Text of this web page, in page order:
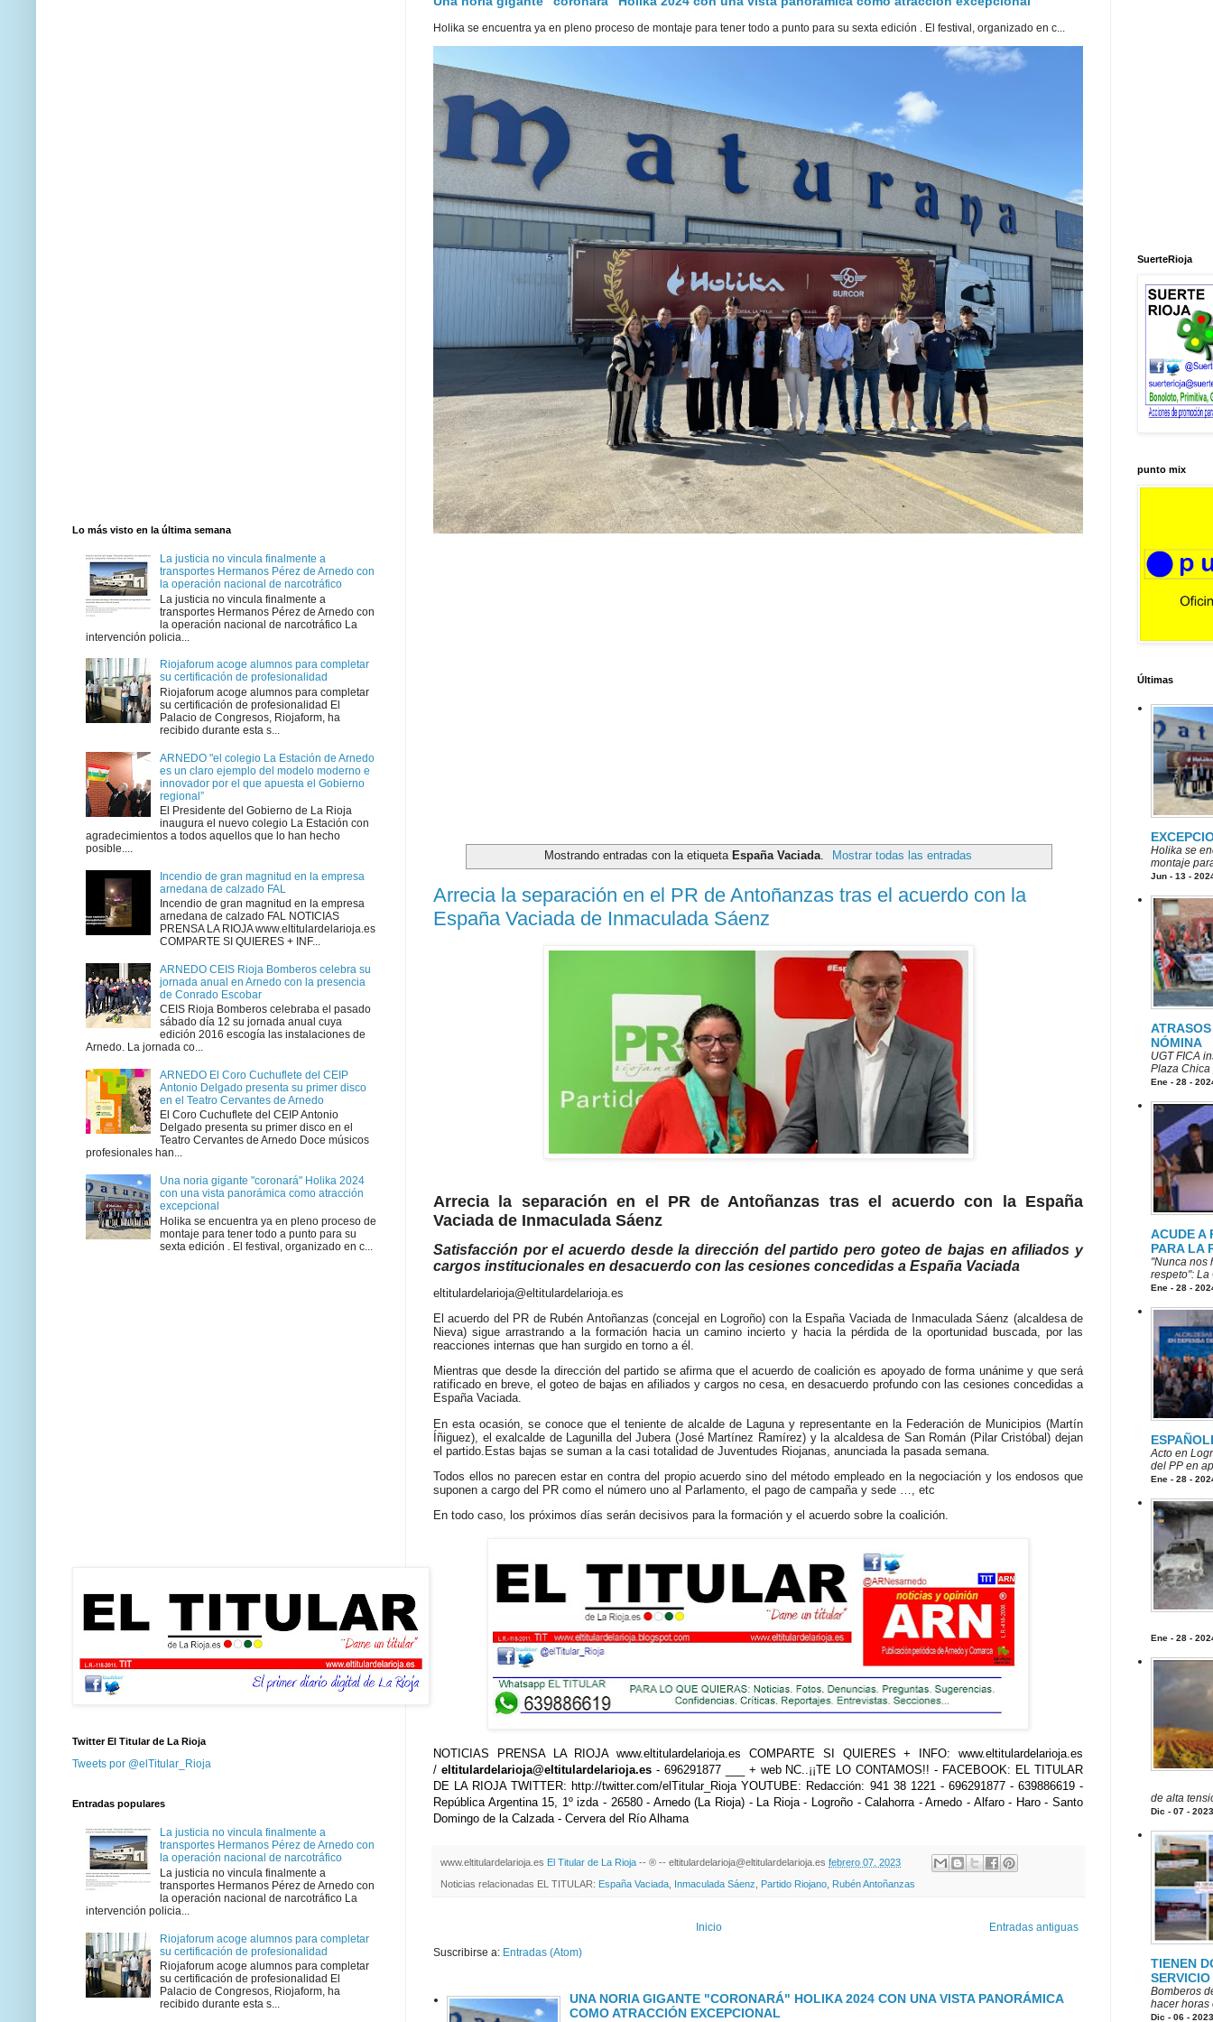
Holika se encuentra ya en pleno proceso de montaje para tener todo a punto para su sexta edición . El festival, organizado en c...
Mostrando entradas con la etiqueta España Vaciada. Mostrar todas las entradas
Arrecia la separación en el PR de Antoñanzas tras el acuerdo con la
España Vaciada de Inmaculada Sáenz
Arrecia la separación en el PR de Antoñanzas tras el acuerdo con la España
Vaciada de Inmaculada Sáenz
Satisfacción por el acuerdo desde la dirección del partido pero goteo de bajas en afiliados y
cargos institucionales en desacuerdo con las cesiones concedidas a España Vaciada
eltitulardelarioja@eltitulardelarioja.es
El acuerdo del PR de Rubén Antoñanzas (concejal en Logroño) con la España Vaciada de Inmaculada Sáenz (alcaldesa de
Nieva) sigue arrastrando a la formación hacia un camino incierto y hacia la pérdida de la oportunidad buscada, por las
reacciones internas que han surgido en torno a él.
Mientras que desde la dirección del partido se afirma que el acuerdo de coalición es apoyado de forma unánime y que será
ratificado en breve, el goteo de bajas en afiliados y cargos no cesa, en desacuerdo profundo con las cesiones concedidas a
España Vaciada.
En esta ocasión, se conoce que el teniente de alcalde de Laguna y representante en la Federación de Municipios (Martín
Íñiguez), el exalcalde de Lagunilla del Jubera (José Martínez Ramírez) y la alcaldesa de San Román (Pilar Cristóbal) dejan
el partido. Estas bajas se suman a la casi totalidad de Juventudes Riojanas, anunciada la pasada semana.
Todos ellos no parecen estar en contra del propio acuerdo sino del método empleado en la negociación y los endosos que
suponen a cargo del PR como el número uno al Parlamento, el pago de campaña y sede …, etc
En todo caso, los próximos días serán decisivos para la formación y el acuerdo sobre la coalición.
NOTICIAS PRENSA LA RIOJA www.eltitulardelarioja.es COMPARTE SI QUIERES + INFO: www.eltitulardelarioja.es
/ eltitulardelarioja@eltitulardelarioja.es- 696291877 ___ + web NC..¡¡TE LO CONTAMOS!! - FACEBOOK: EL TITULAR
DE LA RIOJA TWITTER: http://twitter.com/elTitular_Rioja YOUTUBE: Redacción: 941 38 1221 - 696291877 - 639886619 -
República Argentina 15, 1º izda - 26580 - Arnedo (La Rioja) - La Rioja - Logroño - Calahorra - Arnedo - Alfaro - Haro - Santo
Domingo de la Calzada - Cervera del Río Alhama
www.eltitulardelarioja.es El Titular de La Rioja -- ® -- eltitulardelarioja@eltitulardelarioja.es febrero 07, 2023
Noticias relacionadas EL TITULAR: España Vaciada, Inmaculada Sáenz, Partido Riojano, Rubén Antoñanzas
Entradas antiguas
Inicio
Suscribirse a: Entradas (Atom)
UNA NORIA GIGANTE "CORONARÁ" HOLIKA 2024 CON UNA VISTA PANORÁMICA
COMO ATRACCIÓN EXCEPCIONAL
Lo más visto en la última semana
La justicia no vincula finalmente a
transportes Hermanos Pérez de Arnedo con
la operación nacional de narcotráfico
La justicia no vincula finalmente a
transportes Hermanos Pérez de Arnedo con
la operación nacional de narcotráfico La
intervención policia...
Riojaforum acoge alumnos para completar
su certificación de profesionalidad
Riojaforum acoge alumnos para completar
su certificación de profesionalidad El
Palacio de Congresos, Riojaform, ha
recibido durante esta s...
ARNEDO "el colegio La Estación de Arnedo
es un claro ejemplo del modelo moderno e
innovador por el que apuesta el Gobierno
regional”
El Presidente del Gobierno de La Rioja
inaugura el nuevo colegio La Estación con
agradecimientos a todos aquellos que lo han hecho
posible....
Incendio de gran magnitud en la empresa
arnedana de calzado FAL
Incendio de gran magnitud en la empresa
arnedana de calzado FAL NOTICIAS
PRENSA LA RIOJA www.eltitulardelarioja.es
COMPARTE SI QUIERES + INF...
ARNEDO CEIS Rioja Bomberos celebra su
jornada anual en Arnedo con la presencia
de Conrado Escobar
CEIS Rioja Bomberos celebraba el pasado
sábado día 12 su jornada anual cuya
edición 2016 escogía las instalaciones de
Arnedo. La jornada co...
ARNEDO El Coro Cuchuflete del CEIP
Antonio Delgado presenta su primer disco
en el Teatro Cervantes de Arnedo
El Coro Cuchuflete del CEIP Antonio
Delgado presenta su primer disco en el
Teatro Cervantes de Arnedo Doce músicos
profesionales han...
Una noria gigante "coronará" Holika 2024
con una vista panorámica como atracción
excepcional
Holika se encuentra ya en pleno proceso de
montaje para tener todo a punto para su
sexta edición . El festival, organizado en c...
Twitter El Titular de La Rioja
Tweets por @elTitular_Rioja
Entradas populares
La justicia no vincula finalmente a
transportes Hermanos Pérez de Arnedo con
la operación nacional de narcotráfico
La justicia no vincula finalmente a
transportes Hermanos Pérez de Arnedo con
la operación nacional de narcotráfico La
intervención policia...
Riojaforum acoge alumnos para completar
su certificación de profesionalidad
Riojaforum acoge alumnos para completar
su certificación de profesionalidad El
Palacio de Congresos, Riojaform, ha
recibido durante esta s...
SuerteRioja
punto mix
Últimas
Holika se
montaje
Jun - 13 -
NÓMINA
UGT FICA
Plaza
Ene - 28 -
ACUDE A
PARA LA
"Nunca nos
respeto": La
Ene - 28 -
Acto en
del PP en
Ene - 28 -
Ene - 28 -
de alta
Dic - 07 -
TIENEN
SERVICIO
Bomberos
hacer horas
Dic - 06 -